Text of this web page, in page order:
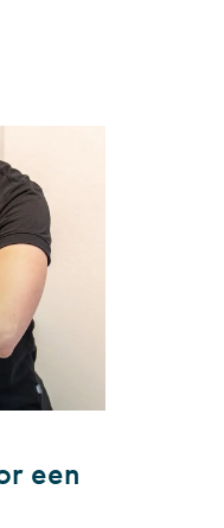
een